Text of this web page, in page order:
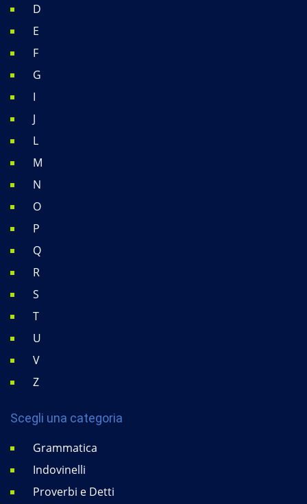
D
E
F
G
I
J
L
M
N
O
P
Q
R
S
T
U
V
Z
Scegli una categoria
Grammatica
Indovinelli
Proverbi e Detti